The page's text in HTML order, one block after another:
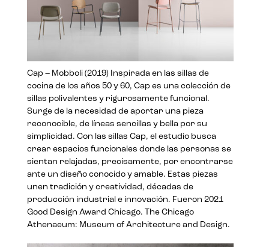
Cap – Mobboli (2019) Inspirada en las sillas de
cocina de los años 50 y 60, Cap es una colección de
sillas polivalentes y rigurosamente funcional.
Surge de la necesidad de aportar una pieza
reconocible, de líneas sencillas y bella por su
simplicidad. Con las sillas Cap, el estudio busca
crear espacios funcionales donde las personas se
sientan relajadas, precisamente, por encontrarse
ante un diseño conocido y amable. Estas piezas
unen tradición y creatividad, décadas de
producción industrial e innovación. Fueron 2021
Good Design Award Chicago. The Chicago
Athenaeum: Museum of Architecture and Design.